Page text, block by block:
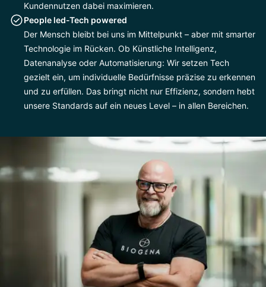
Kundennutzen dabei maximieren.
People led-Tech powered
Der Mensch bleibt bei uns im Mittelpunkt – aber mit smarter
Technologie im Rücken. Ob Künstliche Intelligenz,
Datenanalyse oder Automatisierung: Wir setzen Tech
gezielt ein, um individuelle Bedürfnisse präzise zu erkennen
und zu erfüllen. Das bringt nicht nur Effizienz, sondern hebt
unsere Standards auf ein neues Level – in allen Bereichen.